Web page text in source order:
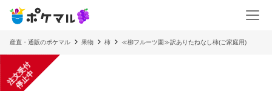
産直・通販のポケマル 果物 柿 ≪柳フルーツ園≫訳ありたねなし柿(ご家庭用)
注
文
受
付
停
止
中